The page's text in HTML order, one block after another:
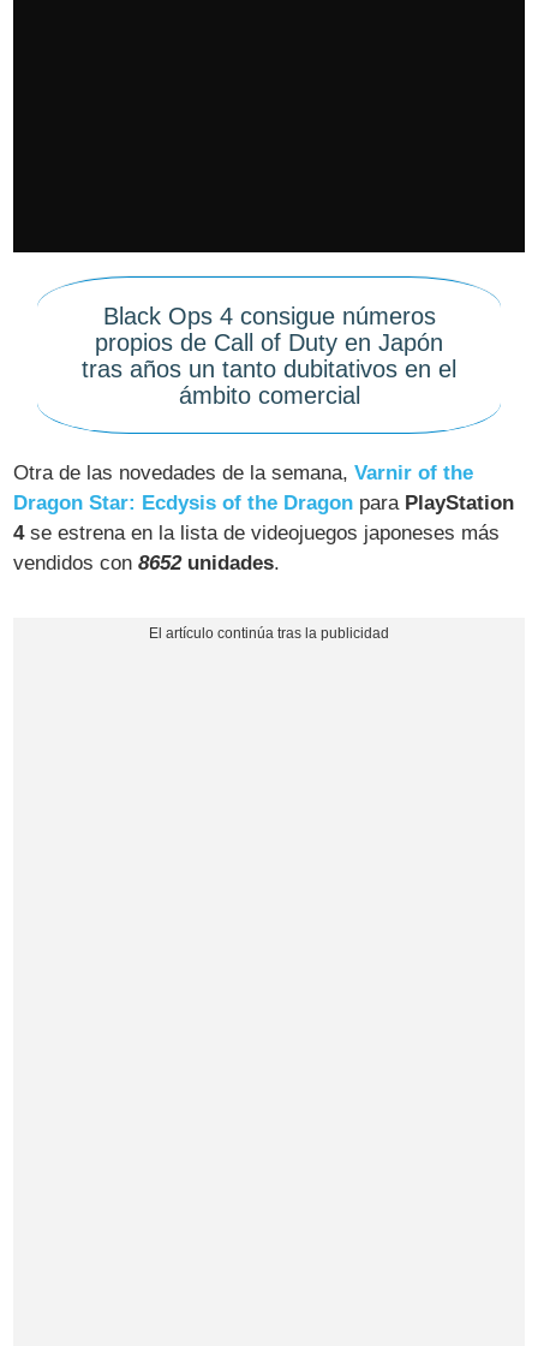
Black Ops 4 consigue números
propios de Call of Duty en Japón
tras años un tanto dubitativos en el
ámbito comercial
Otra de las novedades de la semana,Varnir of the
Dragon Star: Ecdysis of the Dragon para PlayStation
4se estrena en la lista de videojuegos japoneses más
vendidos con8652unidades.